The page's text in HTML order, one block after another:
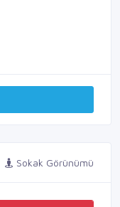
Sokak Görünümü